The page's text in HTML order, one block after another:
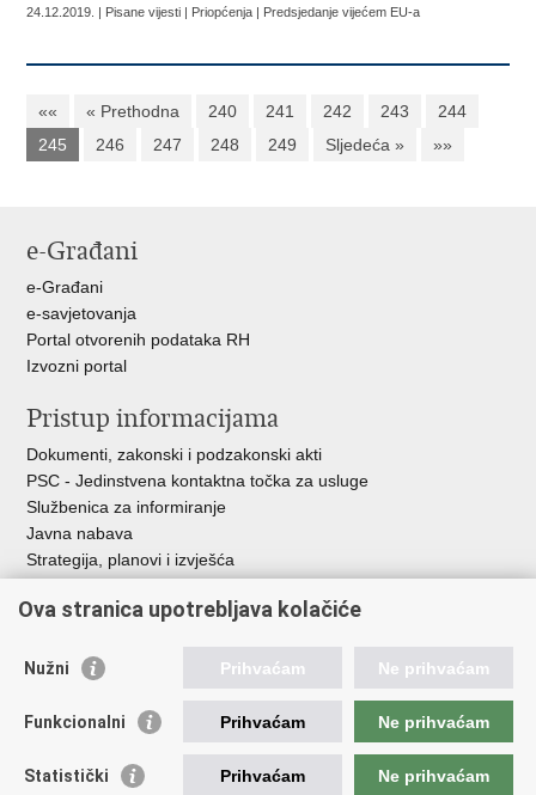
24.12.2019. | Pisane vijesti | Priopćenja | Predsjedanje vijećem EU-a
«« « Prethodna 240 241 242 243
244
245
246 247 248 249 Sljedeća » »»
e-Građani
e-Građani
e-savjetovanja
Portal otvorenih podataka RH
Izvozni portal
Pristup informacijama
Dokumenti, zakonski i podzakonski akti
PSC - Jedinstvena kontaktna točka za usluge
Službenica za informiranje
Javna nabava
Strategija, planovi i izvješća
Korisne poveznice
Vlada RH
ASOO
Ova stranica upotrebljava kolačiće
Nužni Prihvaćam Ne prihvaćam
Funkcionalni Prihvaćam Ne prihvaćam
Statistički Prihvaćam Ne prihvaćam